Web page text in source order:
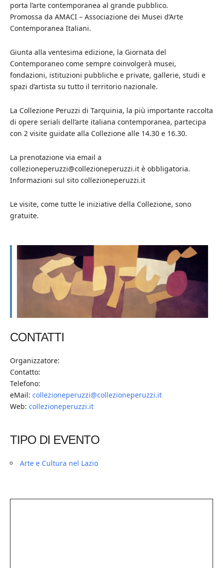
porta l’arte contemporanea al grande pubblico.
Promossa da AMACI – Associazione dei Musei d’Arte
Contemporanea Italiani.
Giunta alla ventesima edizione, la Giornata del
Contemporaneo come sempre coinvolgerà musei,
fondazioni, istituzioni pubbliche e private, gallerie, studi e
spazi d’artista su tutto il territorio nazionale.
La Collezione Peruzzi di Tarquinia, la più importante raccolta
di opere seriali dell’arte italiana contemporanea, partecipa
con 2 visite guidate alla Collezione alle 14.30 e 16.30.
La prenotazione via email a
collezioneperuzzi@collezioneperuzzi.it è obbligatoria.
Informazioni sul sito collezioneperuzzi.it
Le visite, come tutte le iniziative della Collezione, sono
gratuite.
CONTATTI
Organizzatore:
Contatto:
Telefono:
eMail: collezioneperuzzi@collezioneperuzzi.it
Web: collezioneperuzzi.it
TIPO DI EVENTO
Arte e Cultura nel Lazio